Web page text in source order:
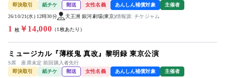
即決取引
紙チケ 郵送 女性名義 あんしん補償対象 主催者
26/10/21(水) 12時30分 天王洲 銀河劇場(東京)情報源: チケジャム
1 枚￥14,000 （1枚あたり）
ミュージカル『薄桜鬼 真改』黎明録 東京公演
S席 座席未定 前回購入者先行
即決取引
紙チケ 郵送 女性名義 あんしん補償対象 主催者